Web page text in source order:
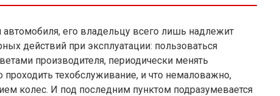
его владельцу всего лишь надлежит
действий при эксплуатации: пользоваться
производителя, периодически менять
техобслуживание, и что немаловажно,
колес. И под последним пунктом подразумевается